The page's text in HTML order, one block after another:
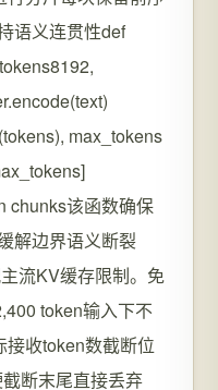
语义连贯性def
max_tokens
chunks该函数确保
解边界语义断裂
流KV缓存限制。免
token输入下不
收token数截断位
断末尾直接丢弃